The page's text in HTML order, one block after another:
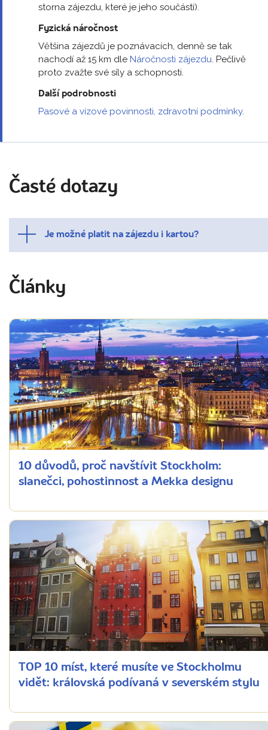
storna zájezdu, které je jeho součástí).
Fyzická náročnost
Většina zájezdů je poznávacích, denně se tak
nachodí až 15 km dle Náročnosti zájezdu. Pečlivě
proto zvažte své síly a schopnosti.
Další podrobnosti
Pasové a vízové povinnosti, zdravotní podmínky.
Časté dotazy
Je možné platit na zájezdu i kartou?
Články
10 důvodů, proč navštívit Stockholm:
slanečci, pohostinnost a Mekka designu
TOP 10 míst, které musíte ve Stockholmu
vidět: královská podívaná v severském stylu